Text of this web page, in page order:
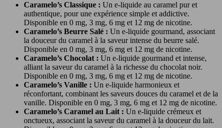
Caramelo’s Classique : Un e-liquide au caramel pur et
authentique, pour une expérience simple et addictive.
Disponible en 0 mg, 3 mg, 6 mg et 12 mg de nicotine.
Caramelo’s Beurre Salé : Un e-liquide gourmand, associant
la douceur du caramel à la saveur intense du beurre salé.
Disponible en 0 mg, 3 mg, 6 mg et 12 mg de nicotine.
Caramelo’s Chocolat : Un e-liquide gourmand et intense,
alliant la saveur du caramel à la richesse du chocolat noir.
Disponible en 0 mg, 3 mg, 6 mg et 12 mg de nicotine.
Caramelo’s Vanille : Un e-liquide harmonieux et
réconfortant, combinant les saveurs douces du caramel et de la
vanille. Disponible en 0 mg, 3 mg, 6 mg et 12 mg de nicotine.
Caramelo’s Caramel au Lait : Un e-liquide crémeux et
onctueux, associant la saveur du caramel à la douceur du lait.